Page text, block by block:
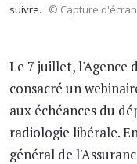
suivre.
© Capture
Le 7 juillet, l'Agence
consacré un
aux échéances du
radiologie libérale.
général de